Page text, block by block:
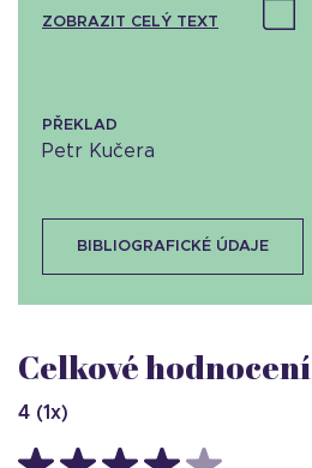
ZOBRAZIT CELÝ TEXT
PŘEKLAD
Petr Kučera
BIBLIOGRAFICKÉ ÚDAJE
Celkové hodnocení
4 (1x)